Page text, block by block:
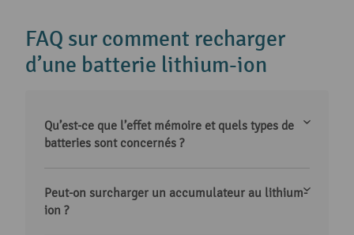
FAQ sur comment recharger
d’une batterie lithium-ion
Qu’est-ce que l’effet mémoire et quels types de
batteries sont concernés ?
Peut-on surcharger un accumulateur au lithium-
ion ?